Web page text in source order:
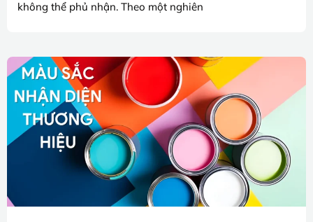
không thể phủ nhận. Theo một nghiên